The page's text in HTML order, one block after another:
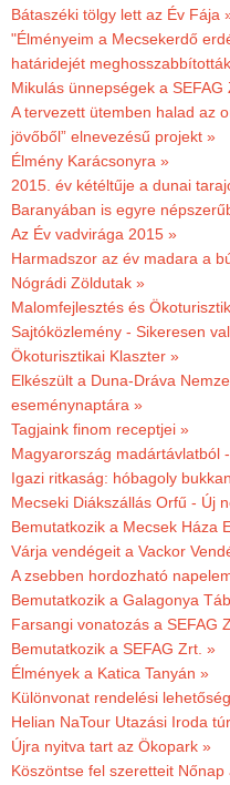
Bátaszéki tölgy lett az Év Fája
"Élményeim a Mecsekerdő
határidejét
Mikulás ünnepségek a SEFAG
A tervezett ütemben halad az
jövőből” elnevezésű projekt »
Élmény Karácsonyra »
2015. év kétéltűje a dunai
Baranyában is egyre
Az Év vadvirága 2015 »
Harmadszor az év madara a
Nógrádi Zöldutak »
Malomfejlesztés és
Sajtóközlemény - Sikeresen
Ökoturisztikai Klaszter »
Elkészült a Duna-Dráva
eseménynaptára »
Tagjaink finom receptjei »
Magyarország madártávlatból
Igazi ritkaság: hóbagoly
Mecseki Diákszállás Orfű - Új
Bemutatkozik a Mecsek Háza
Várja vendégeit a Vackor
A zsebben hordozható
Bemutatkozik a Galagonya
Farsangi vonatozás a SEFAG
Bemutatkozik a SEFAG Zrt. »
Élmények a Katica Tanyán »
Különvonat rendelési
Helian NaTour Utazási Iroda
Újra nyitva tart az Ökopark »
Köszöntse fel szeretteit